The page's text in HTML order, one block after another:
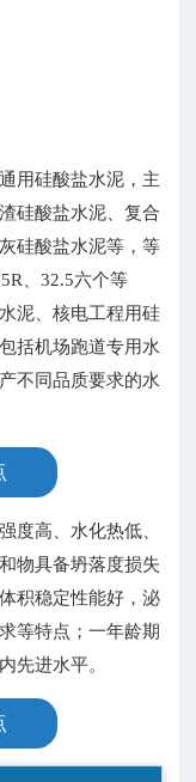
用硅酸盐水泥，主
硅酸盐水泥、复合
硅酸盐水泥等，等
、32.5六个等
泥、核电工程用硅
括机场跑道专用水
不同品质要求的水
度高、水化热低、
物具备坍落度损失
积稳定性能好，泌
等特点；一年龄期
先进水平。